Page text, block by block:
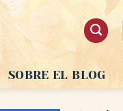
SOBRE EL BLOG